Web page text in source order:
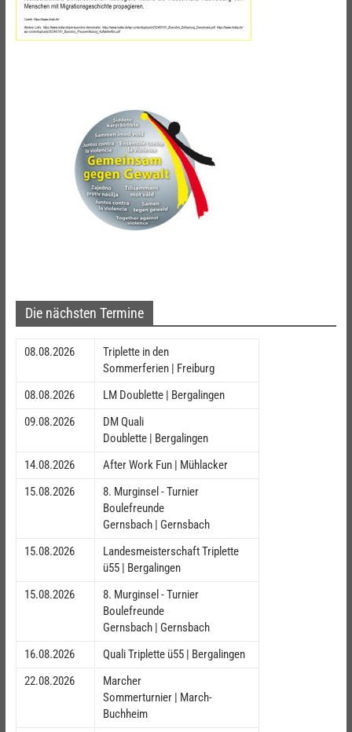
Die nächsten Termine
08.08.2026
Triplette in den
Sommerferien | Freiburg
08.08.2026
LM Doublette | Bergalingen
09.08.2026
DM Quali
Doublette | Bergalingen
14.08.2026
After Work Fun | Mühlacker
15.08.2026
8. Murginsel - Turnier
Boulefreunde
Gernsbach | Gernsbach
15.08.2026
Landesmeisterschaft Triplette
ü55 | Bergalingen
15.08.2026
8. Murginsel - Turnier
Boulefreunde
Gernsbach | Gernsbach
16.08.2026
Quali Triplette ü55 | Bergalingen
22.08.2026
Marcher
Sommerturnier | March-
Buchheim